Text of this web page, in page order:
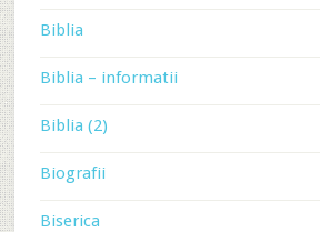
Biblia
Biblia – informatii
Biblia (2)
Biografii
Biserica